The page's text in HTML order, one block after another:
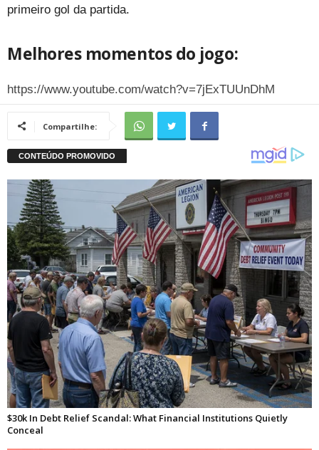
primeiro gol da partida.
Melhores momentos do jogo:
https://www.youtube.com/watch?v=7jExTUUnDhM
Compartilhe: